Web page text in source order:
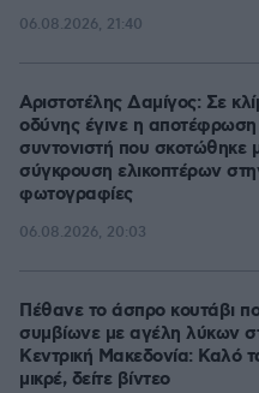
06.08.2026, 21:40
Αριστοτέλης Δαμίγος: Σε
οδύνης έγινε η αποτέφρωση
συντονιστή που σκοτώθηκε
σύγκρουση ελικοπτέρων
φωτογραφίες
06.08.2026, 20:03
Πέθανε το άσπρο κουτάβι
συμβίωνε με αγέλη λύκων
Κεντρική Μακεδονία: Καλό
μικρέ, δείτε βίντεο